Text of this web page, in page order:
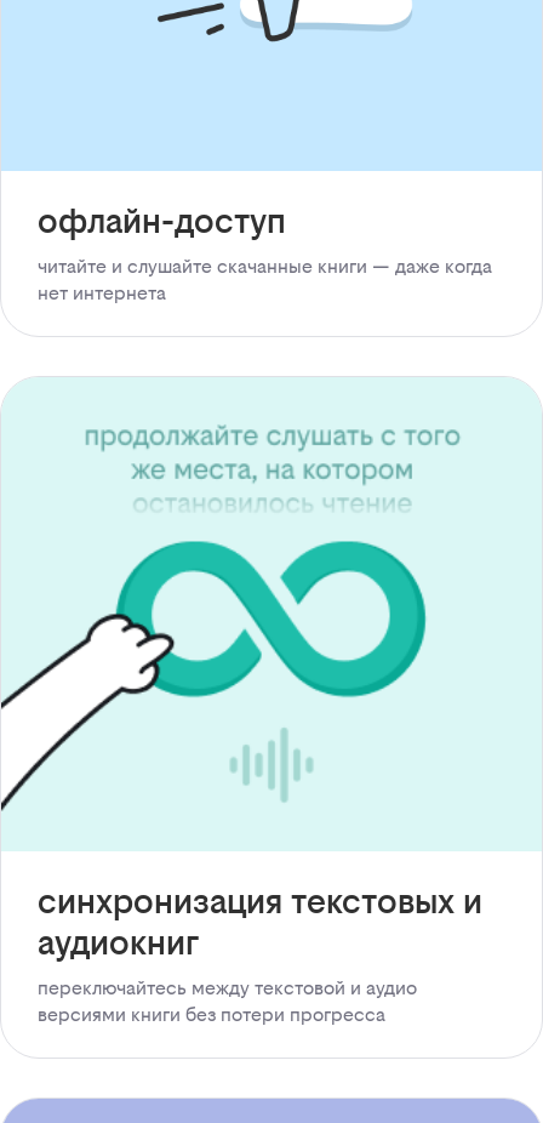
офлайн-доступ
читайте и слушайте скачанные книги — даже когда
нет интернета
синхронизация текстовых и
аудиокниг
переключайтесь между текстовой и аудио
версиями книги без потери прогресса